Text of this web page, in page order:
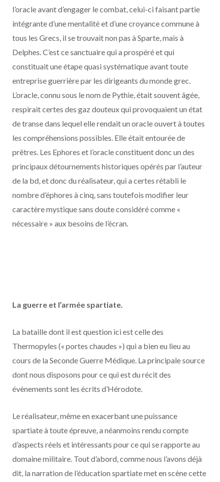
l’oracle avant d’engager le combat, celui-ci faisant partie
intégrante d’une mentalité et d’une croyance commune à
tous les Grecs, il se trouvait non pas à Sparte, mais à
Delphes. C’est ce sanctuaire qui a prospéré et qui
constituait une étape quasi systématique avant toute
entreprise guerrière par les dirigeants du monde grec.
L’oracle, connu sous le nom de Pythie, était souvent âgée,
respirait certes des gaz douteux qui provoquaient un état
de transe dans lequel elle rendait un oracle ouvert à toutes
les compréhensions possibles. Elle était entourée de
prêtres. Les Ephores et l’oracle constituent donc un des
principaux détournements historiques opérés par l’auteur
de la bd, et donc du réalisateur, qui a certes rétabli le
nombre d’éphores à cinq, sans toutefois modifier leur
caractère mystique sans doute considéré comme «
nécessaire » aux besoins de l’écran.
La guerre et l’armée spartiate.
La bataille dont il est question ici est celle des
Thermopyles (« portes chaudes ») qui a bien eu lieu au
cours de la Seconde Guerre Médique. La principale source
dont nous disposons pour ce qui est du récit des
évènements sont les écrits d’Hérodote.
Le réalisateur, même en exacerbant une puissance
spartiate à toute épreuve, a néanmoins rendu compte
d’aspects réels et intéressants pour ce qui se rapporte au
domaine militaire. Tout d’abord, comme nous l’avons déjà
dit, la narration de l’éducation spartiate met en scène cette